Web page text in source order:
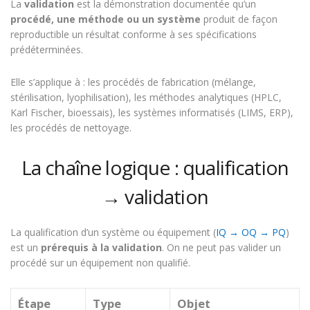
La validation est la démonstration documentée qu’un
procédé, une méthode ou un système produit de façon
reproductible un résultat conforme à ses spécifications
prédéterminées.
Elle s’applique à : les procédés de fabrication (mélange,
stérilisation, lyophilisation), les méthodes analytiques (HPLC,
Karl Fischer, bioessais), les systèmes informatisés (LIMS, ERP),
les procédés de nettoyage.
La chaîne logique : qualification
→ validation
La qualification d’un système ou équipement (IQ → OQ → PQ)
est un prérequis à la validation. On ne peut pas valider un
procédé sur un équipement non qualifié.
Étape Type Objet